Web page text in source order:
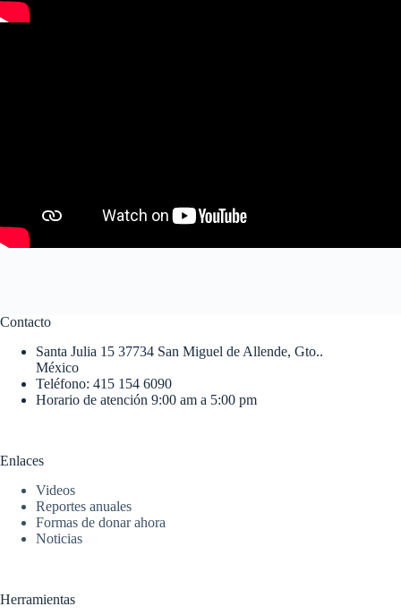
Contacto
Santa Julia 15 37734 San Miguel de Allende, Gto..
México
Teléfono: 415 154 6090
Horario de atención 9:00 am a 5:00 pm
Enlaces
Videos
Reportes anuales
Formas de donar ahora
Noticias
Herramientas